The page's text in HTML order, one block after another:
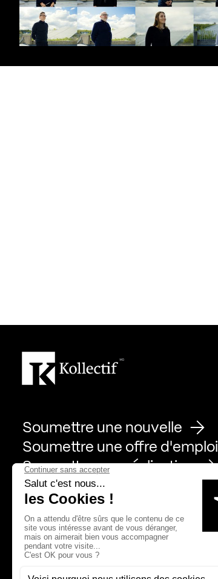
Soumettre une nouvelle
Soumettre une offre d'emploi
Soumettre une réalisation
Page Facebook de Kollectif
Page Instagram de Kollectif
Page Linkedin de Kollectif